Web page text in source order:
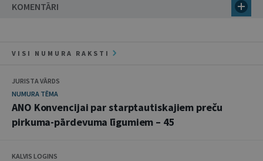
KOMENTĀRI
VISI NUMURA RAKSTI
JURISTA VĀRDS
NUMURA TĒMA
ANO Konvencijai par starptautiskajiem preču
pirkuma-pārdevuma līgumiem – 45
KALVIS LOGINS